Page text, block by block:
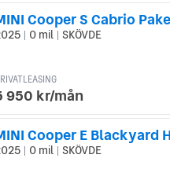
Cooper S Cabrio
0 mil SKÖVDE
950 kr/mån
Cooper E Blackyard
0 mil SKÖVDE